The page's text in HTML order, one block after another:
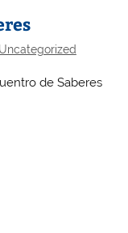
Uncategorized
de Saberes